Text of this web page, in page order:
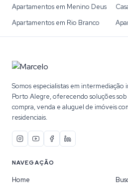
Apartamentos em Menino Deus
Apartamentos em Rio Branco
Somos especialistas em intermediação
Porto Alegre, oferecendo soluções sob
compra, venda e aluguel de imóveis
residenciais.
NAVEGAÇÃO
Home